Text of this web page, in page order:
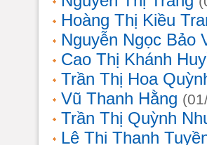
Hoàng Thị Kiều
Nguyễn Ngọc Bảo
Cao Thị Khánh
Trần Thị Hoa
Vũ Thanh Hằng
Trần Thị Quỳnh
Lê Thị Thanh